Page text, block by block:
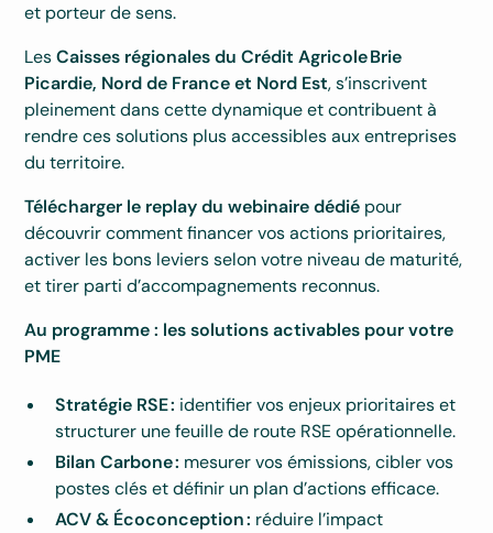
et porteur de sens.
LesCaisses régionales du Crédit AgricoleBrie
Picardie, Nord de France et Nord Est, s’inscrivent
pleinement dans cette dynamique et contribuent à
rendre ces solutions plus accessibles aux entreprises
du territoire.
Télécharger le replay du webinaire dédié pour
découvrir comment financer vos actions prioritaires,
activer les bons leviers selon votre niveau de maturité,
et tirer parti d’accompagnements reconnus.
Au programme : les solutions activables pour votre
PME
Stratégie RSE : identifier vos enjeux prioritaires et
structurer une feuille de route RSE opérationnelle.
Bilan Carbone : mesurer vos émissions, cibler vos
postes clés et définir un plan d’actions efficace.
ACV & Écoconception : réduire l’impact